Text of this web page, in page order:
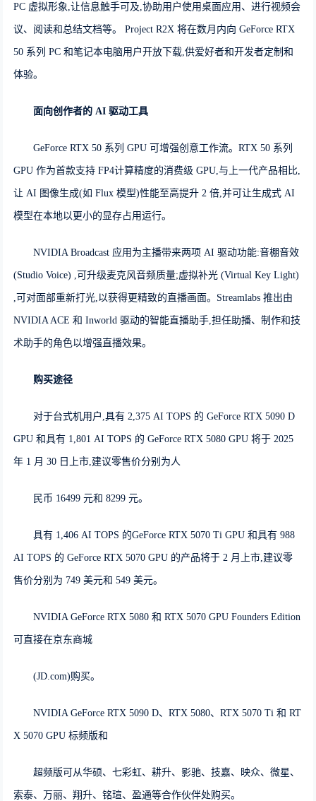
PC 虚拟形象,让信息触手可及,协助用户使用桌面应用、进行视频会
议、阅读和总结文档等。 Project R2X 将在数月内向 GeForce RTX
50 系列 PC 和笔记本电脑用户开放下载,供爱好者和开发者定制和
体验。
面向创作者的 AI 驱动工具
GeForce RTX 50 系列 GPU 可增强创意工作流。RTX 50 系列
GPU 作为首款支持 FP4计算精度的消费级 GPU,与上一代产品相比,
让 AI 图像生成(如 Flux 模型)性能至高提升 2 倍,并可让生成式 AI
模型在本地以更小的显存占用运行。
NVIDIA Broadcast 应用为主播带来两项 AI 驱动功能:音棚音效
(Studio Voice) ,可升级麦克风音频质量;虚拟补光 (Virtual Key Light)
,可对面部重新打光,以获得更精致的直播画面。Streamlabs 推出由
NVIDIA ACE 和 Inworld 驱动的智能直播助手,担任助播、制作和技
术助手的角色以增强直播效果。
购买途径
对于台式机用户,具有 2,375 AI TOPS 的 GeForce RTX 5090 D
GPU 和具有 1,801 AI TOPS 的 GeForce RTX 5080 GPU 将于 2025
年 1 月 30 日上市,建议零售价分别为人
民币 16499 元和 8299 元。
具有 1,406 AI TOPS 的GeForce RTX 5070 Ti GPU 和具有 988
AI TOPS 的 GeForce RTX 5070 GPU 的产品将于 2 月上市,建议零
售价分别为 749 美元和 549 美元。
NVIDIA GeForce RTX 5080 和 RTX 5070 GPU Founders Edition
可直接在京东商城
(JD.com)购买。
NVIDIA GeForce RTX 5090 D、RTX 5080、RTX 5070 Ti 和 RT
X 5070 GPU 标频版和
超频版可从华硕、七彩虹、耕升、影驰、技嘉、映众、微星、
索泰、万丽、翔升、铭瑄、盈通等合作伙伴处购买。